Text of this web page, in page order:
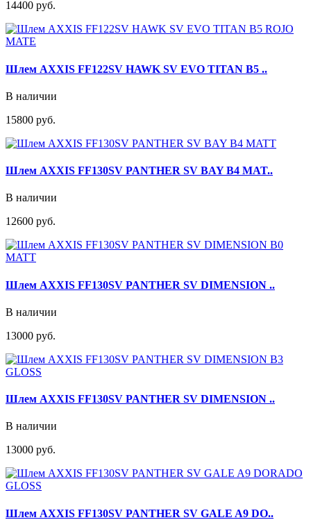
14400 руб.
Шлем AXXIS FF122SV HAWK SV EVO TITAN B5 ..
В наличии
15800 руб.
Шлем AXXIS FF130SV PANTHER SV BAY B4 MAT..
В наличии
12600 руб.
Шлем AXXIS FF130SV PANTHER SV DIMENSION ..
В наличии
13000 руб.
Шлем AXXIS FF130SV PANTHER SV DIMENSION ..
В наличии
13000 руб.
Шлем AXXIS FF130SV PANTHER SV GALE A9 DO..